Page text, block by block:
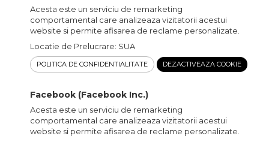
Acesta este un serviciu de remarketing
comportamental care analizeaza vizitatorii acestui
website si permite afisarea de reclame personalizate.
Locatie de Prelucrare: SUA
POLITICA DE CONFIDENTIALITATE DEZACTIVEAZA COOKIE
Facebook (Facebook Inc.)
Acesta este un serviciu de remarketing
comportamental care analizeaza vizitatorii acestui
website si permite afisarea de reclame personalizate.